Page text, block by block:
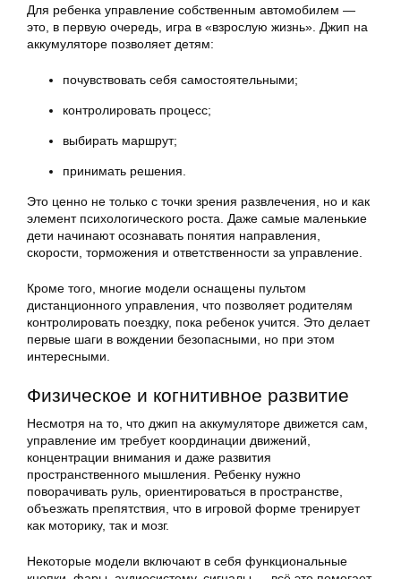
Для ребенка управление собственным автомобилем —
это, в первую очередь, игра в «взрослую жизнь». Джип на
аккумуляторе позволяет детям:
почувствовать себя самостоятельными;
контролировать процесс;
выбирать маршрут;
принимать решения.
Это ценно не только с точки зрения развлечения, но и как
элемент психологического роста. Даже самые маленькие
дети начинают осознавать понятия направления,
скорости, торможения и ответственности за управление.
Кроме того, многие модели оснащены пультом
дистанционного управления, что позволяет родителям
контролировать поездку, пока ребенок учится. Это делает
первые шаги в вождении безопасными, но при этом
интересными.
Физическое и когнитивное развитие
Несмотря на то, что джип на аккумуляторе движется сам,
управление им требует координации движений,
концентрации внимания и даже развития
пространственного мышления. Ребенку нужно
поворачивать руль, ориентироваться в пространстве,
объезжать препятствия, что в игровой форме тренирует
как моторику, так и мозг.
Некоторые модели включают в себя функциональные